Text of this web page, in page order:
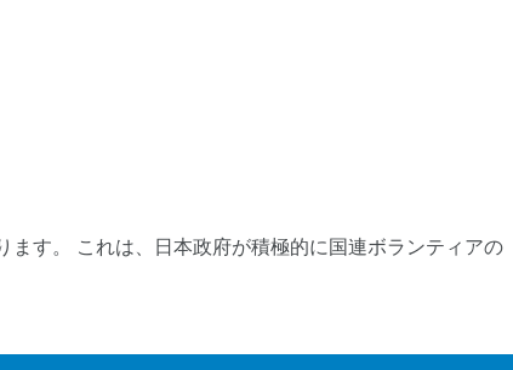
す。 これは、日本政府が積極的に国連ボランティアの